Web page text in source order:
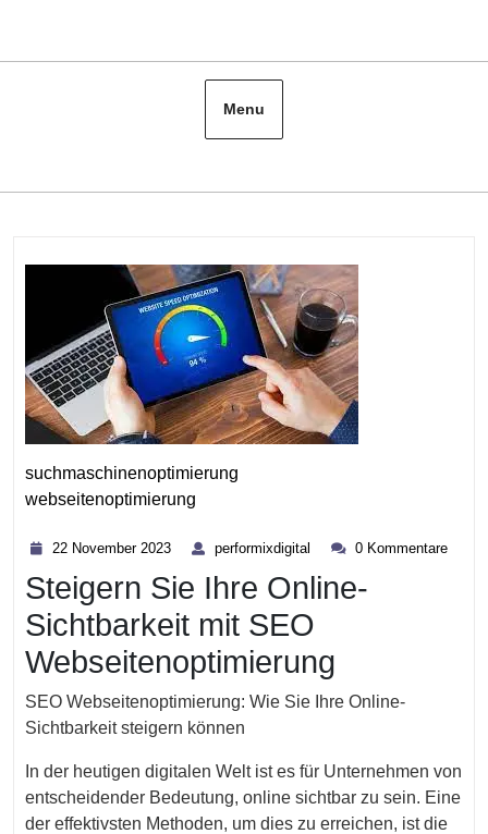
Menu
suchmaschinenoptimierung
webseitenoptimierung
22 November 2023
2023
performixdigital performixdigital
0 Kommentare
Steigern Sie Ihre Online-
Sichtbarkeit mit SEO
Webseitenoptimierung
SEO Webseitenoptimierung: Wie Sie Ihre Online-
Sichtbarkeit steigern können
In der heutigen digitalen Welt ist es für Unternehmen von
entscheidender Bedeutung, online sichtbar zu sein. Eine
der effektivsten Methoden, um dies zu erreichen, ist die